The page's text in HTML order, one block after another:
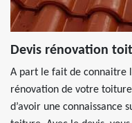
Devis rénovation
A part le fait de connaitre
rénovation de votre
d’avoir une connaissance